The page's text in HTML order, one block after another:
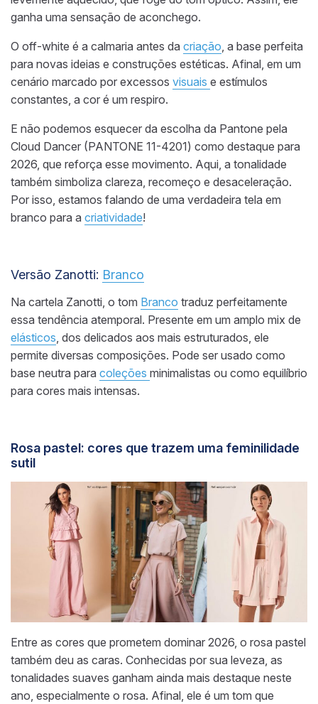
ganha uma sensação de aconchego.
O off-white é a calmaria antes da criação, a base perfeita
para novas ideias e construções estéticas. Afinal, em um
cenário marcado por excessos visuais e estímulos
constantes, a cor é um respiro.
E não podemos esquecer da escolha da Pantone pela
Cloud Dancer (PANTONE 11-4201) como destaque para
2026, que reforça esse movimento. Aqui, a tonalidade
também simboliza clareza, recomeço e desaceleração.
Por isso, estamos falando de uma verdadeira tela em
branco para a criatividade!
Versão Zanotti: Branco
Na cartela Zanotti, o tom Branco traduz perfeitamente
essa tendência atemporal. Presente em um amplo mix de
elásticos, dos delicados aos mais estruturados, ele
permite diversas composições. Pode ser usado como
base neutra para coleções minimalistas ou como equilíbrio
para cores mais intensas.
Rosa pastel: cores que trazem uma feminilidade
sutil
Entre as cores que prometem dominar 2026, o rosa pastel
também deu as caras. Conhecidas por sua leveza, as
tonalidades suaves ganham ainda mais destaque neste
ano, especialmente o rosa. Afinal, ele é um tom que